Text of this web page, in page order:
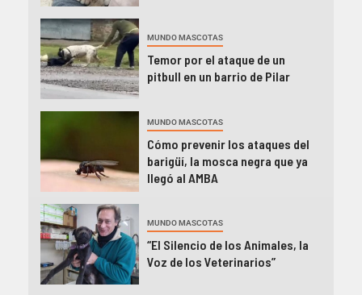
MUNDO MASCOTAS
Temor por el ataque de un
pitbull en un barrio de Pilar
MUNDO MASCOTAS
Cómo prevenir los ataques del
barigüí, la mosca negra que ya
llegó al AMBA
MUNDO MASCOTAS
“El Silencio de los Animales, la
Voz de los Veterinarios”